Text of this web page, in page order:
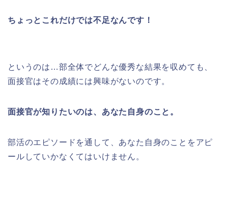
ちょっとこれだけでは不足なんです！
というのは…部全体でどんな優秀な結果を収めても、
面接官はその成績には興味がないのです。
面接官が知りたいのは、あなた自身のこと。
部活のエピソードを通して、あなた自身のことをアピ
ールしていかなくてはいけません。